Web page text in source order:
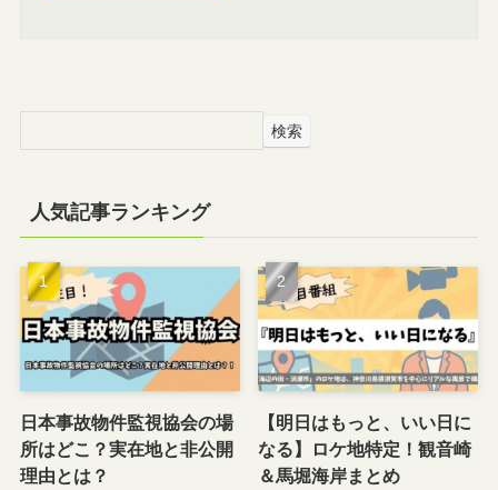
検索
人気記事ランキング
日本事故物件監視協会の場
所はどこ？実在地と非公開
理由とは？
【明日はもっと、いい日に
なる】ロケ地特定！観音崎
＆馬堀海岸まとめ